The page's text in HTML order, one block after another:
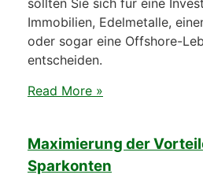
sollten Sie sich für eine
Immobilien, Edelmetalle,
oder sogar eine Offshore-
entscheiden.
Read More »
Maximierung der
Sparkonten